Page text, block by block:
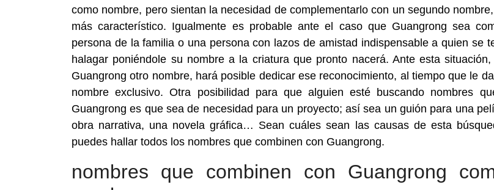
como nombre, pero sientan la necesidad de complementarlo con un segundo
más característico. Igualmente es probable ante el caso que Guangrong sea
persona de la familia o una persona con lazos de amistad indispensable a quien se
halagar poniéndole su nombre a la criatura que pronto nacerá. Ante esta
Guangrong otro nombre, hará posible dedicar ese reconocimiento, al tiempo que le
nombre exclusivo. Otra posibilidad para que alguien esté buscando nombres
Guangrong es que sea de necesidad para un proyecto; así sea un guión para una
obra narrativa, una novela gráfica… Sean cuáles sean las causas de esta
puedes hallar todos los nombres que combinen con Guangrong.
nombres que combinen con Guangrong